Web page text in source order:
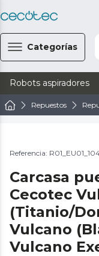
Categorías
Robots aspiradores
Repuestos
Referencia:
Carcasa
Cecotec
(Titanio/
Vulcano
Vulcano